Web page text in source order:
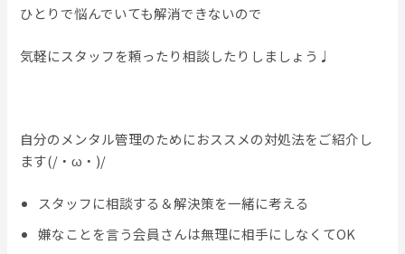
ひとりで悩んでいても解消できないので
気軽にスタッフを頼ったり相談したりしましょう♩
自分のメンタル管理のためにおススメの対処法をご紹介し
ます(/・ω・)/
スタッフに相談する＆解決策を一緒に考える
嫌なことを言う会員さんは無理に相手にしなくてOK